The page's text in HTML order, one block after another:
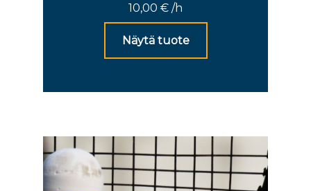
10,00 € /h
Näytä tuote